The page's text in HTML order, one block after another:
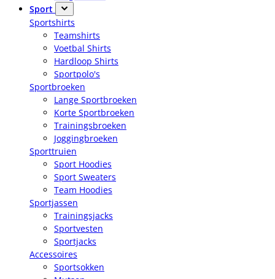
Sport
Sportshirts
Teamshirts
Voetbal Shirts
Hardloop Shirts
Sportpolo's
Sportbroeken
Lange Sportbroeken
Korte Sportbroeken
Trainingsbroeken
Joggingbroeken
Sporttruien
Sport Hoodies
Sport Sweaters
Team Hoodies
Sportjassen
Trainingsjacks
Sportvesten
Sportjacks
Accessoires
Sportsokken